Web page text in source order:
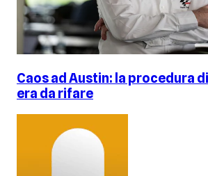
Caos ad Austin: la procedura
era da rifare